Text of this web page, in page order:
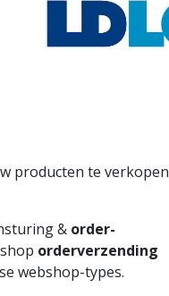
producten te verkopen
& order-
orderverzending
webshop-types.